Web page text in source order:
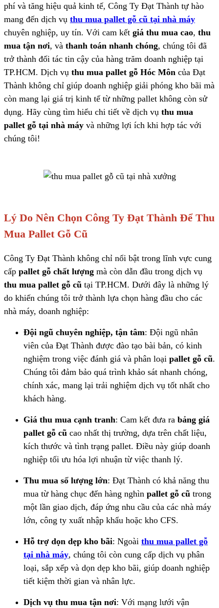
phí và tăng hiệu quả kinh tế, Công Ty Đạt Thành tự hào
mang đến dịch vụ thu mua pallet gỗ cũ tại nhà máy
chuyên nghiệp, uy tín. Với cam kết giá thu mua cao, thu
mua tận nơi, và thanh toán nhanh chóng, chúng tôi đã
trở thành đối tác tin cậy của hàng trăm doanh nghiệp tại
TP.HCM. Dịch vụ thu mua pallet gỗ Hóc Môn của Đạt
Thành không chỉ giúp doanh nghiệp giải phóng kho bãi mà
còn mang lại giá trị kinh tế từ những pallet không còn sử
dụng. Hãy cùng tìm hiểu chi tiết về dịch vụ thu mua
pallet gỗ tại nhà máy và những lợi ích khi hợp tác với
chúng tôi!
Lý Do Nên Chọn Công Ty Đạt Thành Để Thu
Mua Pallet Gỗ Cũ
Công Ty Đạt Thành không chỉ nổi bật trong lĩnh vực cung
cấp pallet gỗ chất lượng mà còn dẫn đầu trong dịch vụ
thu mua pallet gỗ cũ tại TP.HCM. Dưới đây là những lý
do khiến chúng tôi trở thành lựa chọn hàng đầu cho các
nhà máy, doanh nghiệp:
Đội ngũ chuyên nghiệp, tận tâm: Đội ngũ nhân
viên của Đạt Thành được đào tạo bài bản, có kinh
nghiệm trong việc đánh giá và phân loại pallet gỗ cũ.
Chúng tôi đảm bảo quá trình khảo sát nhanh chóng,
chính xác, mang lại trải nghiệm dịch vụ tốt nhất cho
khách hàng.
Giá thu mua cạnh tranh: Cam kết đưa ra bảng giá
pallet gỗ cũ cao nhất thị trường, dựa trên chất liệu,
kích thước và tình trạng pallet. Điều này giúp doanh
nghiệp tối ưu hóa lợi nhuận từ việc thanh lý.
Thu mua số lượng lớn: Đạt Thành có khả năng thu
mua từ hàng chục đến hàng nghìn pallet gỗ cũ trong
một lần giao dịch, đáp ứng nhu cầu của các nhà máy
lớn, công ty xuất nhập khẩu hoặc kho CFS.
Hỗ trợ dọn dẹp kho bãi: Ngoài thu mua pallet gỗ
tại nhà máy, chúng tôi còn cung cấp dịch vụ phân
loại, sắp xếp và dọn dẹp kho bãi, giúp doanh nghiệp
tiết kiệm thời gian và nhân lực.
Dịch vụ thu mua tận nơi: Với mạng lưới vận